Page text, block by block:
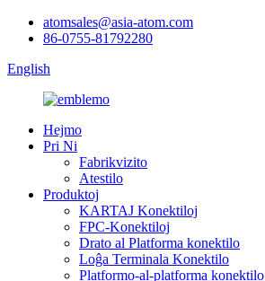
atomsales@asia-atom.com
86-0755-81792280
English
Hejmo
Pri Ni
Fabrikvizito
Atestilo
Produktoj
KARTAJ Konektiloj
FPC-Konektiloj
Drato al Platforma konektilo
Loĝa Terminala Konektilo
Platformo-al-platforma konektilo